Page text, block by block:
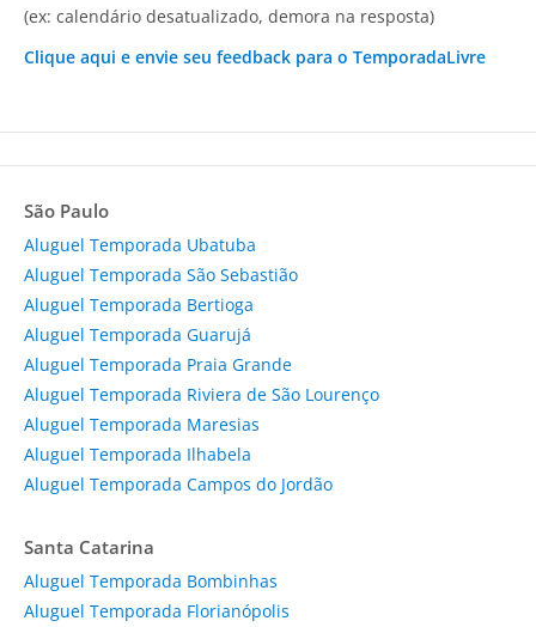
(ex: calendário desatualizado, demora na resposta)
Clique aqui e envie seu feedback para o TemporadaLivre
São Paulo
Aluguel Temporada Ubatuba
Aluguel Temporada São Sebastião
Aluguel Temporada Bertioga
Aluguel Temporada Guarujá
Aluguel Temporada Praia Grande
Aluguel Temporada Riviera de São Lourenço
Aluguel Temporada Maresias
Aluguel Temporada Ilhabela
Aluguel Temporada Campos do Jordão
Santa Catarina
Aluguel Temporada Bombinhas
Aluguel Temporada Florianópolis